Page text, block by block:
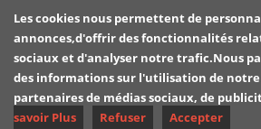
Skip to main content
Les
Yuyine
Les cookies nous permettent de
annonces,d'offrir des fonctionnalités
sociaux et d'analyser notre trafic.Nous
des informations sur l'utilisation de notre
partenaires de médias sociaux, de
savoir Plus
Refuser Accepter